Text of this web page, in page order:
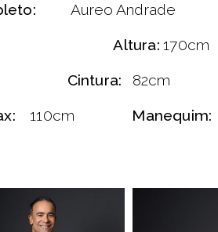
Aureo Andrade
Altura: 170cm
Cintura: 82cm
110cm Manequim: